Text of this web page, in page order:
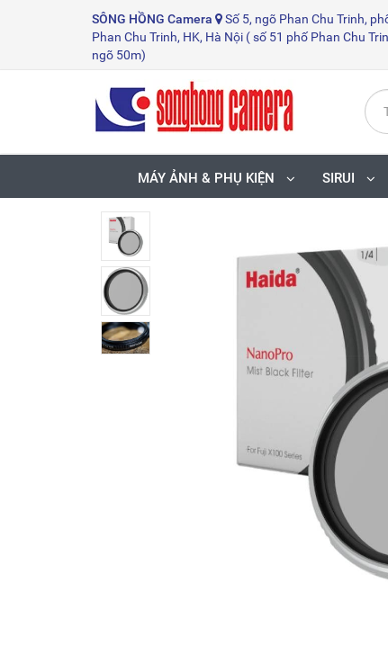
SÔNG HỒNG Camera
Số 5, ngõ Phan Chu Trinh,
Phan Chu Trinh, HK, Hà Nội ( số 51 phố Phan Chu
ngõ 50m)
MÁY ẢNH & PHỤ KIỆN SIRUI